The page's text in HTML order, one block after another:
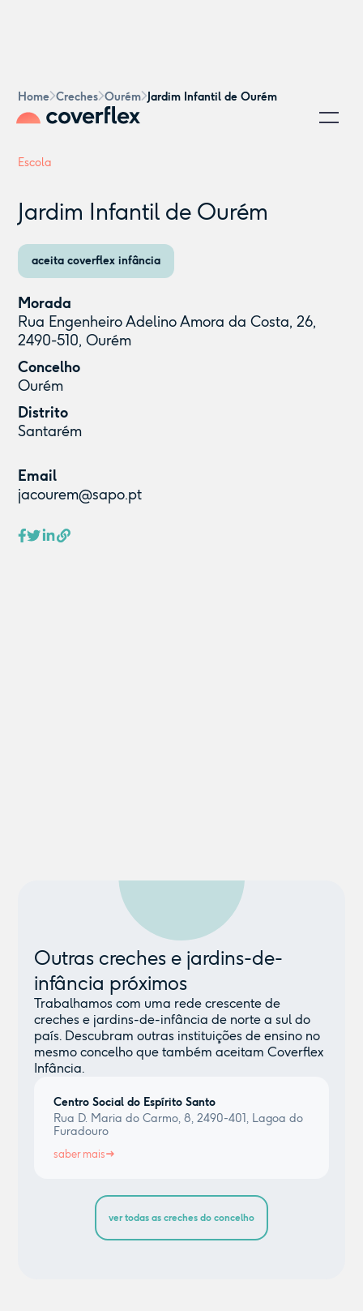
Home Creches Ourém Jardim Infantil de Ourém
Escola
Jardim Infantil de Ourém
aceita coverflex infância
Morada
Rua Engenheiro Adelino Amora da Costa, 26,
2490-510, Ourém
Concelho
Ourém
Distrito
Santarém
Email
jacourem@sapo.pt
Outras creches e jardins-de-
infância próximos
Trabalhamos com uma rede crescente de
creches e jardins-de-infância de norte a sul do
país. Descubram outras instituições de ensino no
mesmo concelho que também aceitam Coverflex
Infância.
Centro Social do Espírito Santo
Rua D. Maria do Carmo, 8, 2490-401, Lagoa do
Furadouro
saber mais
ver todas as creches do concelho